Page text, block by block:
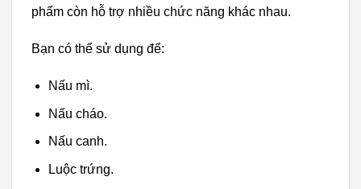
phẩm còn hỗ trợ nhiều chức năng khác nhau.
Bạn có thể sử dụng để:
Nấu mì.
Nấu cháo.
Nấu canh.
Luộc trứng.